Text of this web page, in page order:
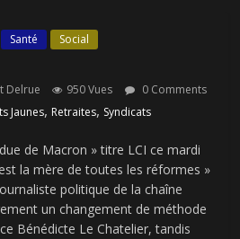
Santé Social
Delrue 950 Vues
0 Comments
Jaunes, Retraites, Syndicats
de Macron » titre LCI ce mardi
la mère de toutes les réformes »
politique de la chaîne
un changement de méthode
Bénédicte Le Chatelier, tandis